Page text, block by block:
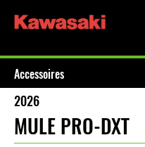
Accessoires
2026
MULE PRO-DXT